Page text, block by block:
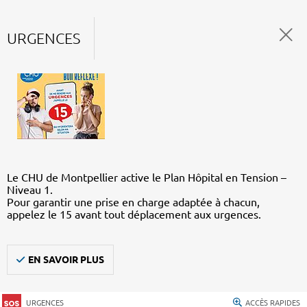
URGENCES
Le CHU de Montpellier active le Plan Hôpital en Tension –
Niveau 1.
Pour garantir une prise en charge adaptée à chacun,
appelez le 15 avant tout déplacement aux urgences.
EN SAVOIR PLUS
URGENCES ACCÈS RAPIDES